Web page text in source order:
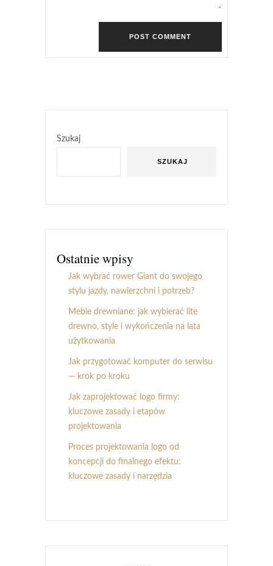
Szukaj
SZUKAJ
Ostatnie wpisy
Jak wybrać rower Giant do swojego
stylu jazdy, nawierzchni i potrzeb?
Meble drewniane: jak wybierać lite
drewno, style i wykończenia na lata
użytkowania
Jak przygotować komputer do serwisu
— krok po kroku
Jak zaprojektować logo firmy:
kluczowe zasady i etapów
projektowania
Proces projektowania logo od
koncepcji do finalnego efektu:
kluczowe zasady i narzędzia